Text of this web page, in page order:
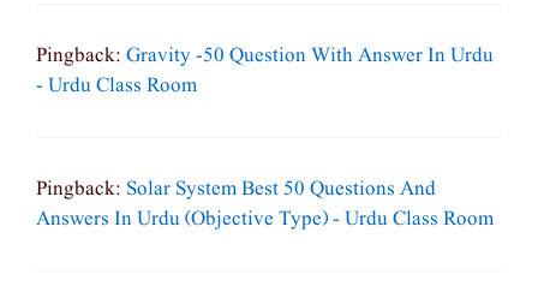
Pingback: Gravity -50 Question With Answer In Urdu
- Urdu Class Room
Pingback: Solar System Best 50 Questions And
Answers In Urdu (objective Type) - Urdu Class Room